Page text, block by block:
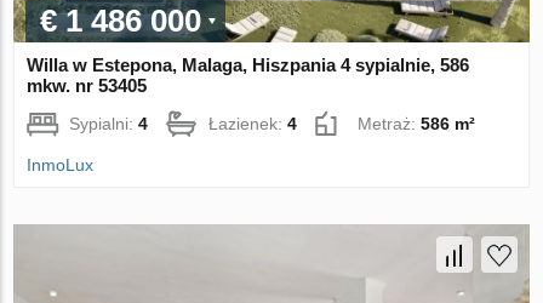
€ 1 486 000
Willa w Estepona, Malaga, Hiszpania 4 sypialnie, 586
mkw. nr 53405
Sypialni:4 Łazienek:4 Metraż:586 m²
InmoLux